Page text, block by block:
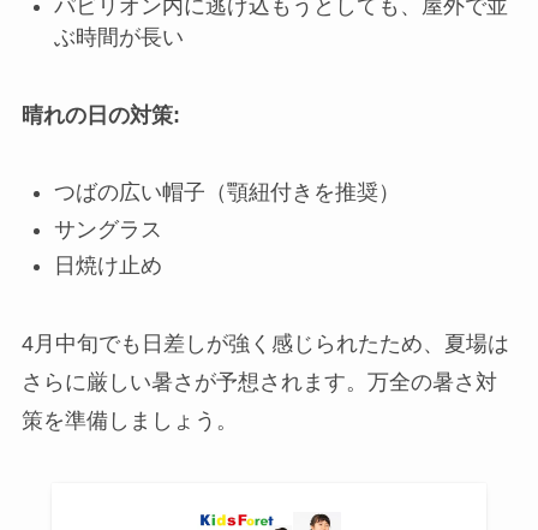
パビリオン内に逃げ込もうとしても、屋外で並
ぶ時間が長い
晴れの日の対策:
つばの広い帽子（顎紐付きを推奨）
サングラス
日焼け止め
4月中旬でも日差しが強く感じられたため、夏場は
さらに厳しい暑さが予想されます。万全の暑さ対
策を準備しましょう。